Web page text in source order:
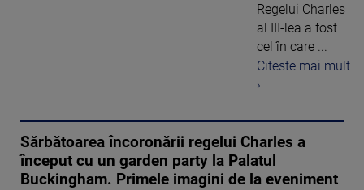
Regelui Charles
al III-lea a fost
cel în care ...
Citeste mai mult
›
Sărbătoarea încoronării regelui Charles a
început cu un garden party la Palatul
Buckingham. Primele imagini de la eveniment